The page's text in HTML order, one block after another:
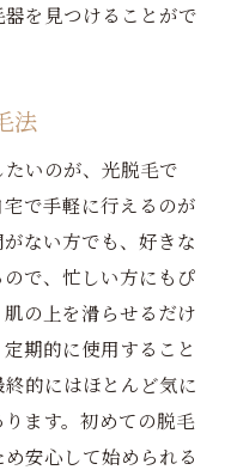
を見つけることがで
法
いのが、光脱毛で
で手軽に行えるのが
ない方でも、好きな
で、忙しい方にもぴ
の上を滑らせるだけ
期的に使用すること
的にはほとんど気に
ます。初めての脱毛
安心して始められる